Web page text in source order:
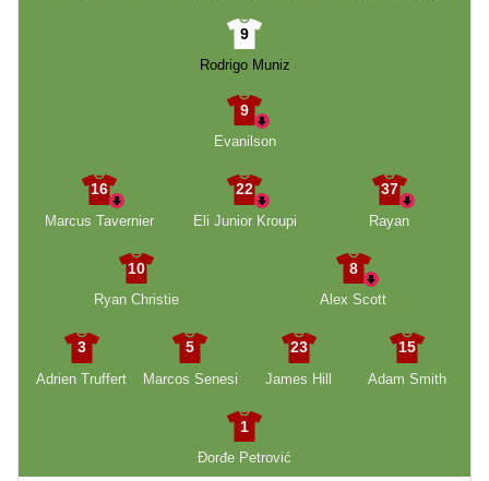
9
Rodrigo Muniz
9
Evanilson
16
Marcus Tavernier
22
Eli Junior Kroupi
37
Rayan
10
Ryan Christie
8
Alex Scott
3
Adrien Truffert
5
Marcos Senesi
23
James Hill
15
Adam Smith
1
Đorđe Petrović